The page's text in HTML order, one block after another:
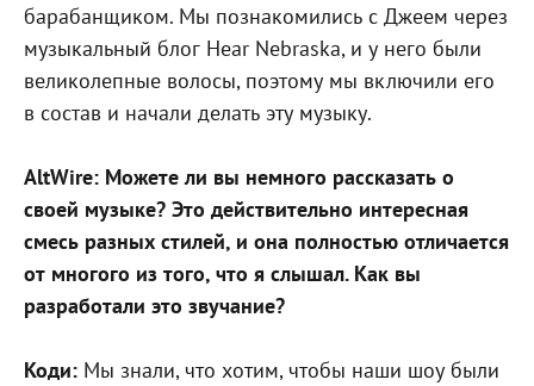
барабанщиком. Мы познакомились с Джеем через
музыкальный блог Hear Nebraska, и у него были
великолепные волосы, поэтому мы включили его
в состав и начали делать эту музыку.
AltWire: Можете ли вы немного рассказать о
своей музыке? Это действительно интересная
смесь разных стилей, и она полностью отличается
от многого из того, что я слышал. Как вы
разработали это звучание?
Коди: Мы знали, что хотим, чтобы наши шоу были